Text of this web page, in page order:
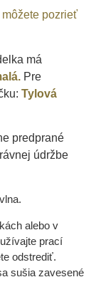
pozrieť
má
Pre
Tylová
predprané
údržbe
alebo v
prací
odstrediť.
sušia zavesené